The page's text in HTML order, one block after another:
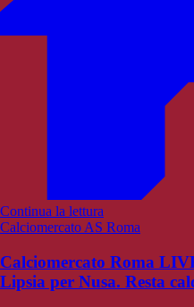
Continua la lettura
Calciomercato AS Roma
Calciomercato Roma
Lipsia per Nusa. Resta